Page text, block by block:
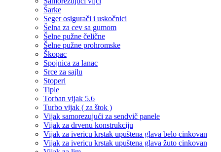
Šarke
Seger osigurači i uskočnici
Šelna za cev sa gumom
Šelne pužne čelične
Šelne pužne prohromske
Škopac
Spojnica za lanac
Srce za sajlu
Stoperi
Tiple
Torban vijak 5.6
Turbo vijak ( za štok )
Vijak samorezujući za sendvič panele
Vijak za drvenu konstrukciju
Vijak za ivericu krstak upuštena glava belo cinkovan
Vijak za ivericu krstak upuštena glava žuto cinkovan